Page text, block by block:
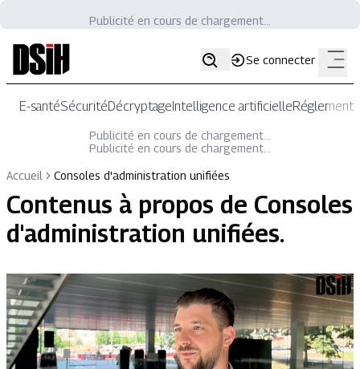
Publicité en cours de chargement...
Se connecter
E-santéSécuritéDécryptageIntelligence artificielle
Publicité en cours de chargement...
Publicité en cours de chargement...
Accueil
Consoles d'administration unifiées
Contenus à propos de Consoles
d'administration unifiées.